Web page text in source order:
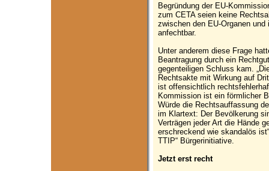
Begründung der EU-
zum CETA seien keine
zwischen den EU-Organen
anfechtbar.
Unter anderem diese Frage
Beantragung durch ein
gegenteiligen Schluss kam.
Rechtsakte mit Wirkung auf
ist offensichtlich
Kommission ist ein förmlicher
Würde die Rechtsauffassung
im Klartext: Der Bevölkerung
Verträgen jeder Art die Hände
erschreckend wie skandalös
TTIP“ Bürgerinitiative.
Jetzt erst recht